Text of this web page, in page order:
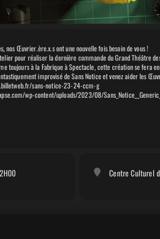
nos Œuvrier.ère.x.s ont une nouvelle fois besoin de vous !
pour réaliser la dernière commande du Grand Théâtre
toujours à la Fabrique à Spectacle, cette création se fera
improvisé de Sans Notice et venez aider les
sans-notice-23-24-ccm-g
wp-content/uploads/2023/08/
Centre Culturel